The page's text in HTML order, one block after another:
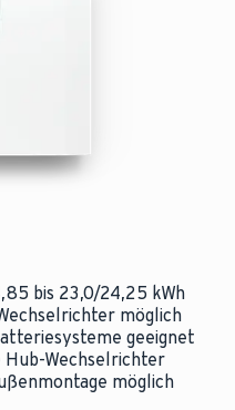
bis 23,0/24,25 kWh
möglich
geeignet
Hub-Wechselrichter
möglich